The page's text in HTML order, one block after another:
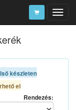
készleten
el
Rendezés: